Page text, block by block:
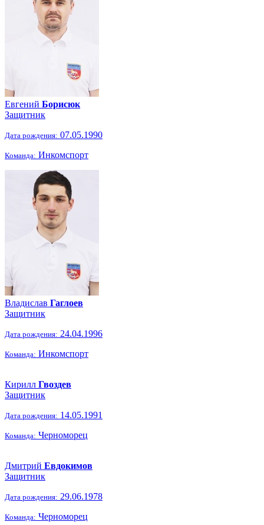
Евгений Борисюк
Защитник
Дата рождения: 07.05.1990
Команда: Инкомспорт
Владислав Гаглоев
Защитник
Дата рождения: 24.04.1996
Команда: Инкомспорт
Кирилл Гвоздев
Защитник
Дата рождения: 14.05.1991
Команда: Черноморец
Дмитрий Евдокимов
Защитник
Дата рождения: 29.06.1978
Команда: Черноморец